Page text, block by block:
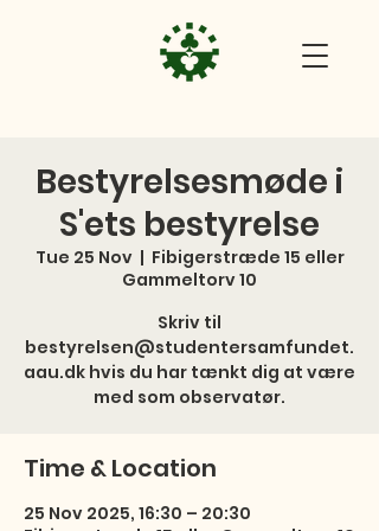
Bestyrelsesmøde i
S'ets bestyrelse
Tue 25 Nov
  |
Fibigerstræde 15 eller
Gammeltorv 10
Skriv til
bestyrelsen@studentersamfundet.
aau.dk hvis du har tænkt dig at være
med som observatør.
Time & Location
25 Nov 2025, 16:30 – 20:30